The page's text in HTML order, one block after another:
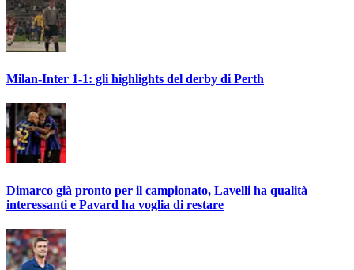
Milan-Inter 1-1: gli highlights del derby di Perth
Dimarco già pronto per il campionato, Lavelli ha qualità
interessanti e Pavard ha voglia di restare